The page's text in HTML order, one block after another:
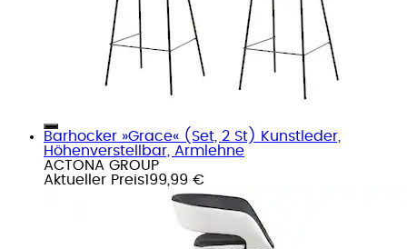
Barhocker »Grace« (Set, 2 St) Kunstleder,
Höhenverstellbar, Armlehne
ACTONA GROUP
Aktueller Preis199,99 €